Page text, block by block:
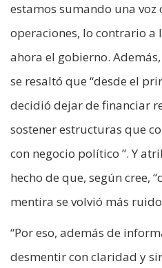
estamos sumando una
operaciones, lo contrario a
ahora el gobierno.
se resaltó que “desde el
decidió dejar de financiar
sostener estructuras que
con negocio político ”. Y
hecho de que, según cree,
mentira se volvió más
“Por eso, además de
desmentir con claridad y